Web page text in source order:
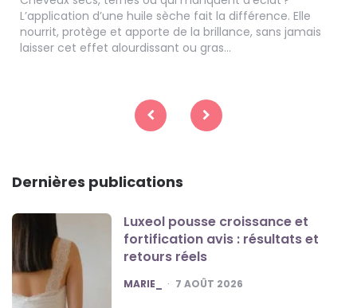
L’application d’une huile sèche fait la différence. Elle
nourrit, protège et apporte de la brillance, sans jamais
laisser cet effet alourdissant ou gras…
publications
Dernières publications
Luxeol pousse croissance et
fortification avis : résultats et
retours réels
POSTED
MARIE_ 7 AOÛT 2026